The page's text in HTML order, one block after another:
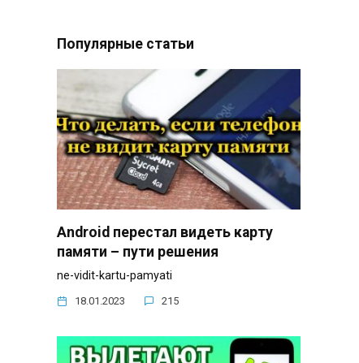
Популярные статьи
Android перестал видеть карту
памяти – пути решения
ne-vidit-kartu-pamyati
18.01.2023 215